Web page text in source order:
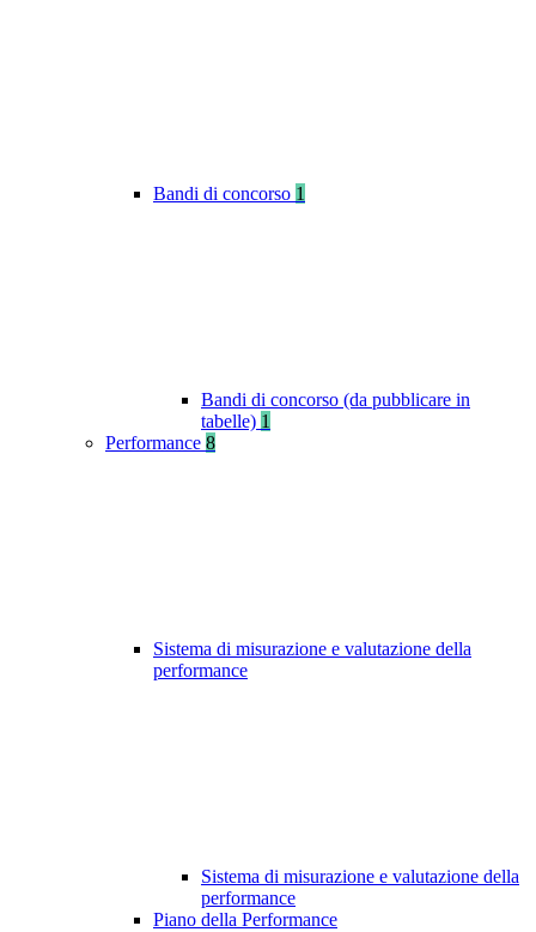
Bandi di concorso 1
Bandi di concorso (da pubblicare in
tabelle) 1
Performance 8
Sistema di misurazione e valutazione della
performance
Sistema di misurazione e valutazione della
performance
Piano della Performance